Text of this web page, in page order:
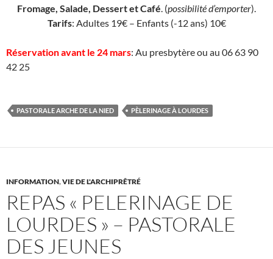
Fromage, Salade, Dessert et Café. (possibilité d’emporter).
Tarifs: Adultes 19€ – Enfants (-12 ans) 10€
Réservation avant le 24 mars: Au presbytère ou au 06 63 90
42 25
PASTORALE ARCHE DE LA NIED PÈLERINAGE À LOURDES
INFORMATION,VIE DE L'ARCHIPRÊTRÉ
REPAS « PELERINAGE DE
LOURDES » – PASTORALE
DES JEUNES